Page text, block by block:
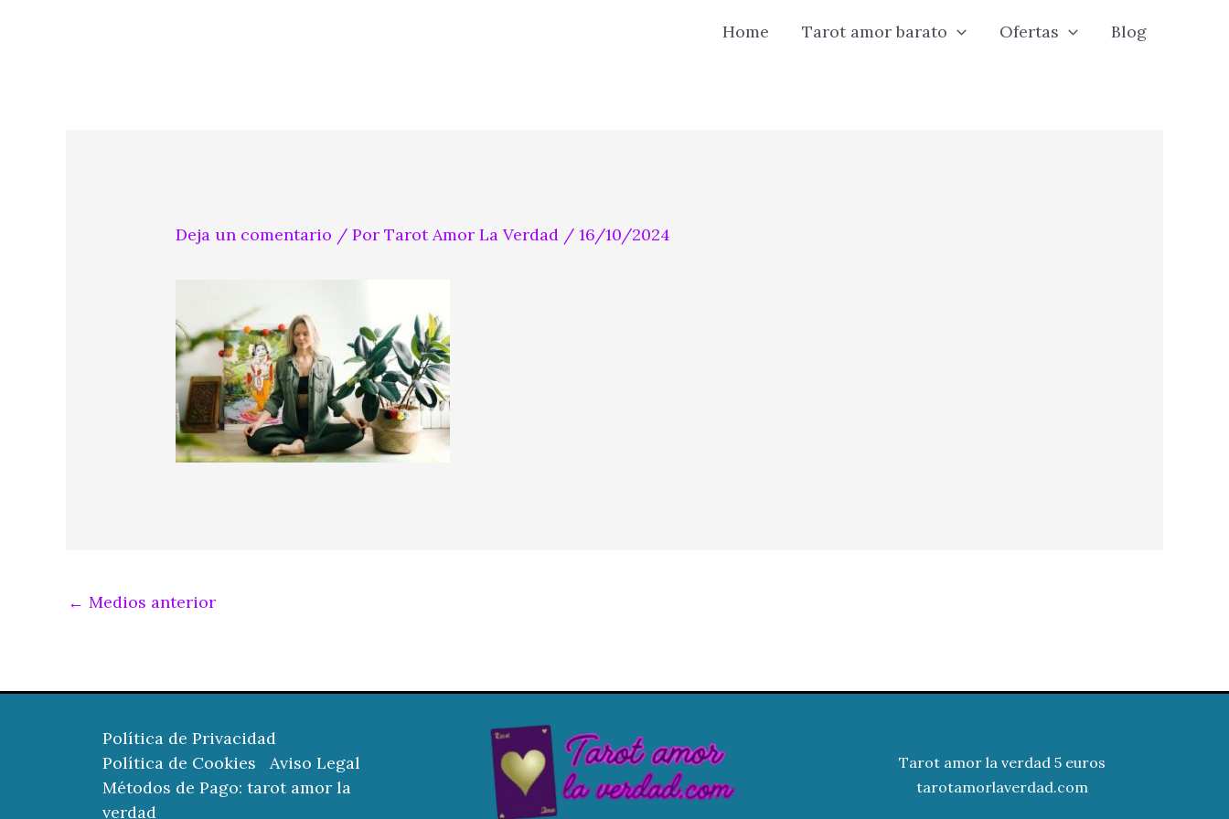
Home Tarot amor barato Ofertas Blog
Deja un comentario / PorTarot Amor La Verdad /16/10/2024
← Medios anterior
Política de Privacidad
Política de Cookies
Aviso Legal
Métodos de Pago: tarot amor la
verdad
Tarot amor la verdad 5 euros
tarotamorlaverdad.com